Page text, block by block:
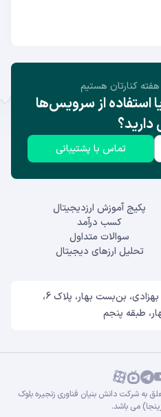
کنارتان هستیم
از سرویس‌ها
دارید؟
تماس با پشتیبانی
پکیج آموزش ارزدیجیتال
کسب درآمد
سوالات متداول
تحلیل ارزهای دیجیتال
آدرس: تهران، زعفرانیه، بلوار بهزادی، بن‌بست بهار، پلاک 6،
طبقه پنجم
به شرکت دانش بنیان فناوری زنجیره بلوک
می باشد.